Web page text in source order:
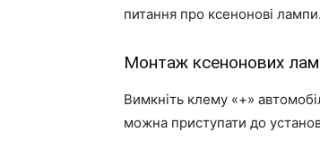
питання про ксенонові лампи.
Монтаж ксенонових
Вимкніть клему «+»
можна приступати до